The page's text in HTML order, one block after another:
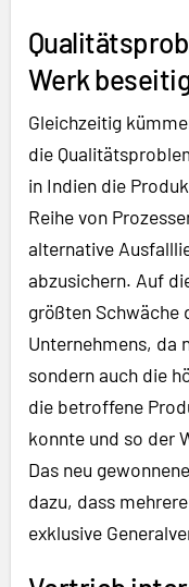
Werk
Gleichzeitig
die
in Indien die
Reihe von
alternative
abzusichern. Auf
größten Schwäche
Unternehmens, da
sondern auch die
die betroffene
konnte und so der
Das neu
dazu, dass
exklusive